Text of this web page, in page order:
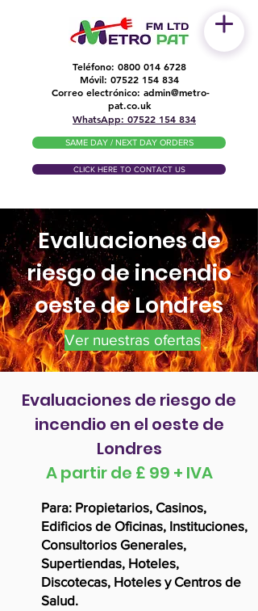
Teléfono: 0800 014 6728
Móvil: 07522 154 834
Correo electrónico: admin@metro-
pat.co.uk
WhatsApp: 07522 154 834
SAME DAY / NEXT DAY ORDERS
CLICK HERE TO CONTACT US
Evaluaciones de
riesgo de incendio
oeste de Londres
Ver nuestras ofertas
Evaluaciones de riesgo de
incendio en el oeste de
Londres
A partir de £ 99 + IVA
Para: Propietarios, Casinos,
Edificios de Oficinas, Instituciones,
Consultorios Generales,
Supertiendas, Hoteles,
Discotecas, Hoteles y Centros de
Salud.